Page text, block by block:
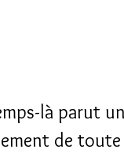
là parut
de